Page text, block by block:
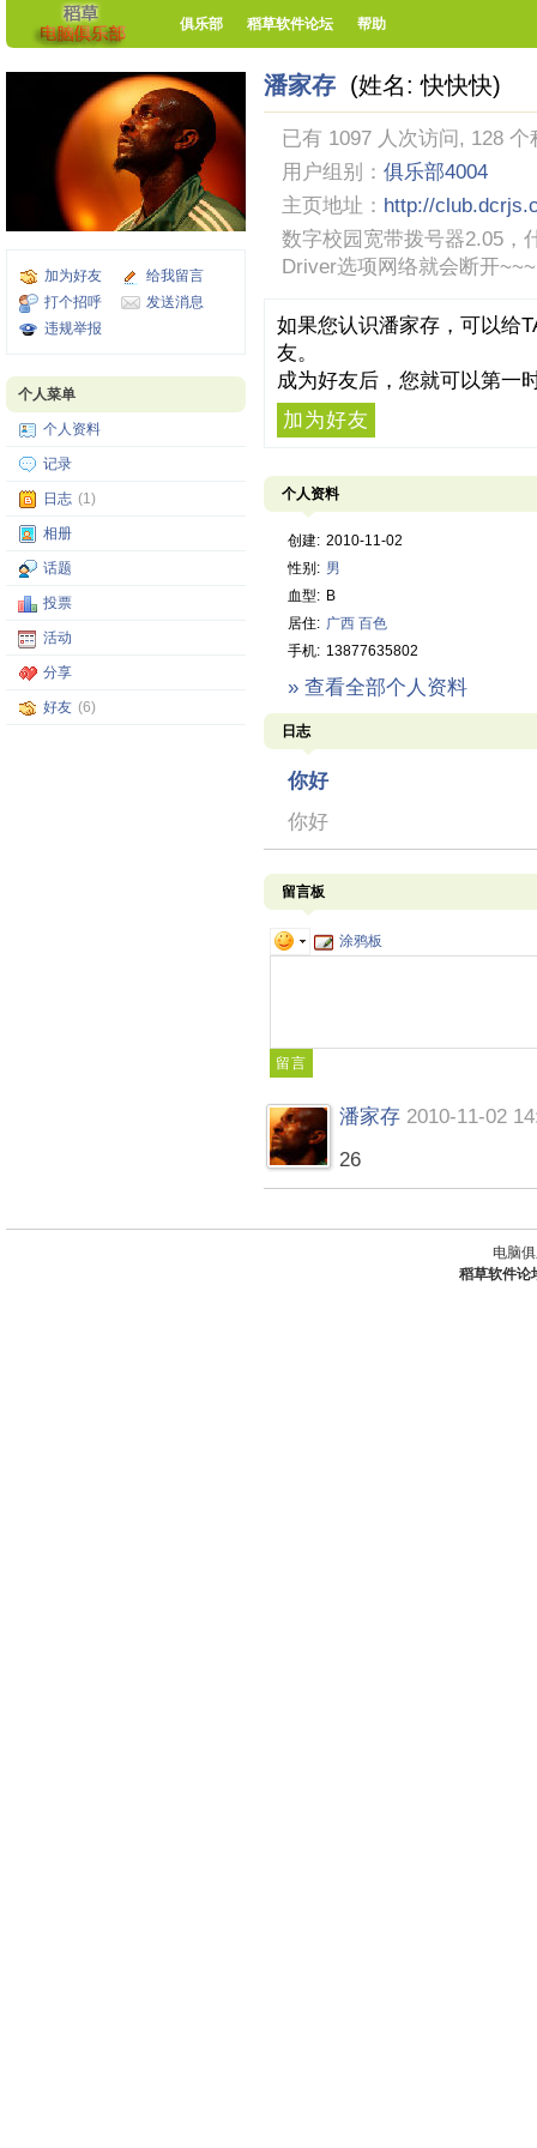
俱乐部 稻草软件论坛 帮助
加为好友
给我留言
打个招呼
发送消息
违规举报
个人菜单
个人资料
记录
日志 (1)
相册
话题
投票
活动
分享
好友 (6)
潘家存 (姓名: 快快快)
已有 1097 人次访问, 128
用户组别： 俱乐部4004
主页地址： http://
数字校园宽带拨号器2.05，
Driver选项网络就会断开
如果您认识潘家存，可以给
友。
成为好友后，您就可以第一
加为好友
个人资料
创建: 2010-11-02
性别: 男
血型: B
居住: 广西 百色
手机: 13877635802
» 查看全部个人资料
日志
你好
你好
留言板
涂鸦板
潘家存 2010-11-02
26
电脑
稻草软件论